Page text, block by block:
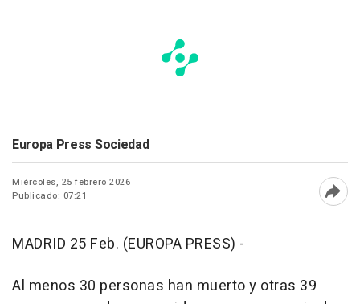
Europa Press Sociedad
Miércoles, 25 febrero 2026
Publicado: 07:21
MADRID 25 Feb. (EUROPA PRESS) -
Al menos 30 personas han muerto y otras 39